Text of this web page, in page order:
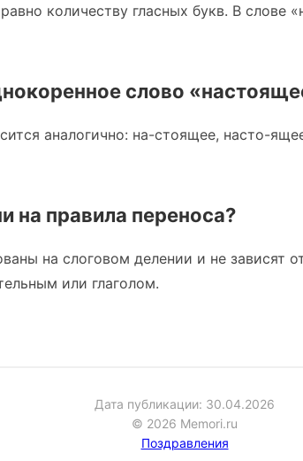
количеству гласных букв. В слове
слово
аналогично: на-стоящее, насто-
на правила переноса?
на слоговом делении и не зависят
или глаголом.
Дата публикации: 30.04.2026
© 2026 Memori.ru
Поздравления